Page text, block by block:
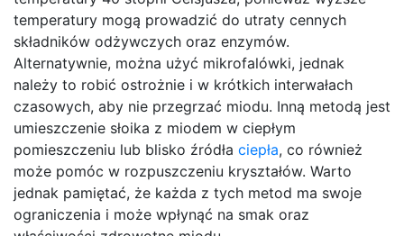
temperatury mogą prowadzić do utraty cennych
składników odżywczych oraz enzymów.
Alternatywnie, można użyć mikrofalówki, jednak
należy to robić ostrożnie i w krótkich interwałach
czasowych, aby nie przegrzać miodu. Inną metodą jest
umieszczenie słoika z miodem w ciepłym
pomieszczeniu lub blisko źródła ciepła, co również
może pomóc w rozpuszczeniu kryształów. Warto
jednak pamiętać, że każda z tych metod ma swoje
ograniczenia i może wpłynąć na smak oraz